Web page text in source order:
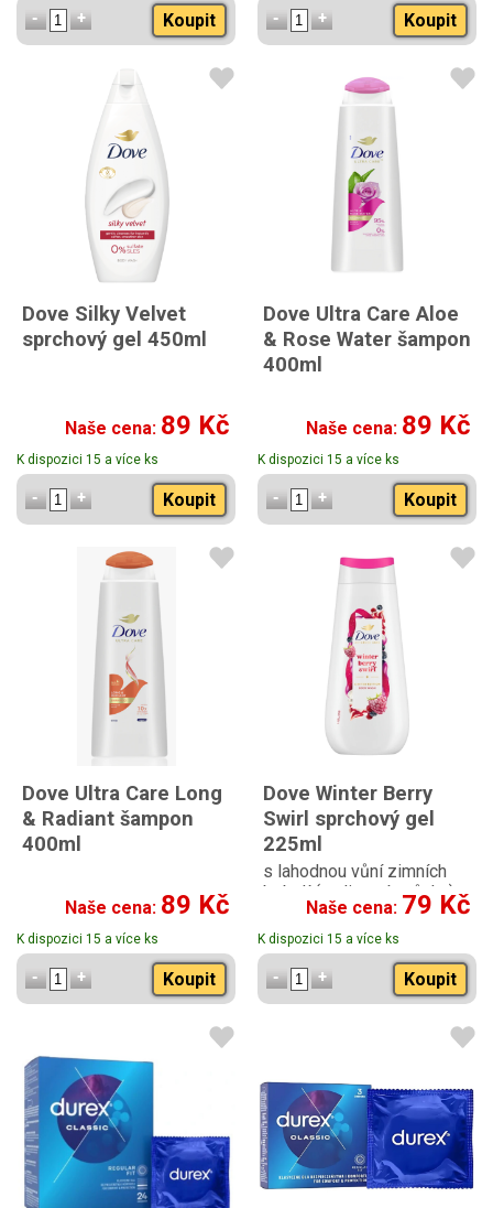
Koupit Koupit
Dove Silky Velvet
sprchový gel 450ml
Naše cena: 89 Kč
K dispozici 15 a více ks
Koupit
Dove Ultra Care Aloe
& Rose Water šampon
400ml
Naše cena: 89 Kč
K dispozici 15 a více ks
Koupit
Dove Ultra Care Long
& Radiant šampon
400ml
Naše cena: 89 Kč
K dispozici 15 a více ks
Koupit
Dove Winter Berry
Swirl sprchový gel
225ml
s lahodnou vůní zimních
bobulí (maliny a borůvky)
Naše cena: 79 Kč
K dispozici 15 a více ks
Koupit